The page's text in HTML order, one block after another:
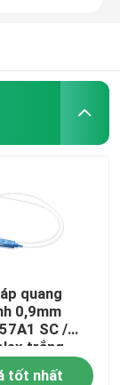
quang
0,9mm
SC /
trắng
tốt nhất